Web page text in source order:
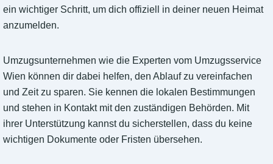
ein wichtiger Schritt, um dich offiziell in deiner neuen Heimat
anzumelden.
Umzugsunternehmen wie die Experten vom Umzugsservice
Wien können dir dabei helfen, den Ablauf zu vereinfachen
und Zeit zu sparen. Sie kennen die lokalen Bestimmungen
und stehen in Kontakt mit den zuständigen Behörden. Mit
ihrer Unterstützung kannst du sicherstellen, dass du keine
wichtigen Dokumente oder Fristen übersehen.